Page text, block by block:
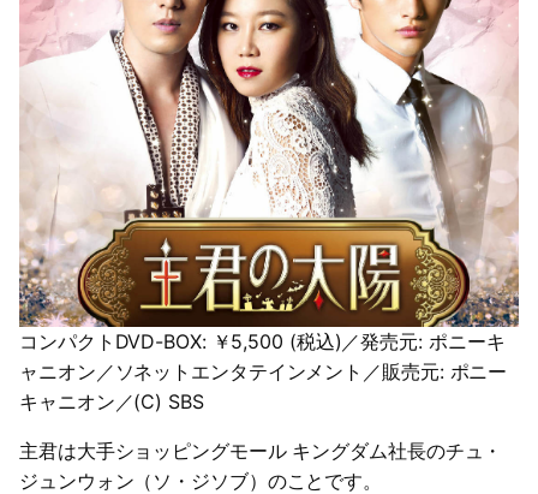
コンパクトDVD-BOX: ￥5,500 (税込)／発売元: ポニーキ
ャニオン／ソネットエンタテインメント／販売元: ポニー
キャニオン／(C) SBS
主君は大手ショッピングモール キングダム社長のチュ・
ジュンウォン（ソ・ジソブ）のことです。